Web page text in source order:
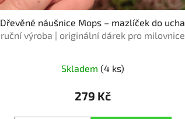
Dřevěné náušnice Mops – mazlíček do ucha
ruční výroba | originální dárek pro milovnice
Skladem (4 ks)
279 Kč